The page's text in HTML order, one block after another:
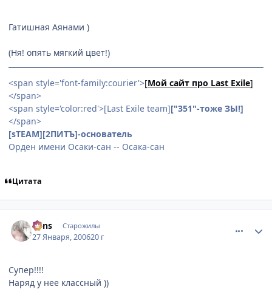
Гатишная Аянами )
(Ня! опять мягкий цвет!)
<span style='font-family:courier'>[Мой сайт про Last Exile]
</span>
<span style='color:red'>[Last Exile team]["351"-тоже ЗЫ!]
</span>
[sTEAM][2ПИТЪ]-основатель
Орден имени Осаки-сан -- Осака-сан
Цитата
vons Старожилы
27 Января, 200620 г
Супер!!!!
Наряд у нее классный ))